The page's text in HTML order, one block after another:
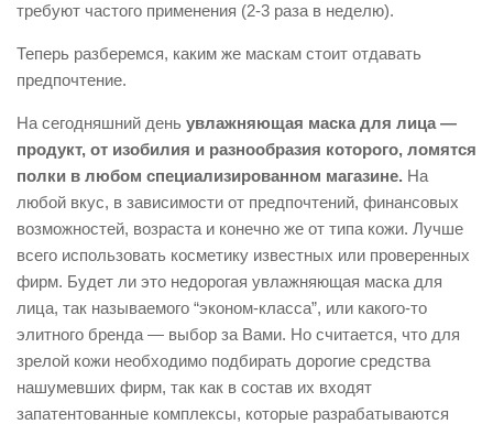
требуют частого применения (2-3 раза в неделю).
Теперь разберемся, каким же маскам стоит отдавать
предпочтение.
На сегодняшний день увлажняющая маска для лица —
продукт, от изобилия и разнообразия которого, ломятся
полки в любом специализированном магазине. На
любой вкус, в зависимости от предпочтений, финансовых
возможностей, возраста и конечно же от типа кожи. Лучше
всего использовать косметику известных или проверенных
фирм. Будет ли это недорогая увлажняющая маска для
лица, так называемого “эконом-класса”, или какого-то
элитного бренда — выбор за Вами. Но считается, что для
зрелой кожи необходимо подбирать дорогие средства
нашумевших фирм, так как в состав их входят
запатентованные комплексы, которые разрабатываются